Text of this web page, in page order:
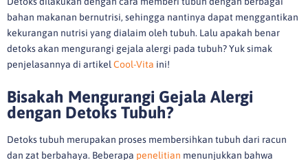
bahan makanan bernutrisi, sehingga nantinya dapat menggantikan
kekurangan nutrisi yang dialaim oleh tubuh. Lalu apakah benar
detoks akan mengurangi gejala alergi pada tubuh? Yuk simak
penjelasannya di artikel Cool-Vita ini!
Bisakah Mengurangi Gejala Alergi
dengan Detoks Tubuh?
Detoks tubuh merupakan proses membersihkan tubuh dari racun
dan zat berbahaya. Beberapa penelitian menunjukkan bahwa